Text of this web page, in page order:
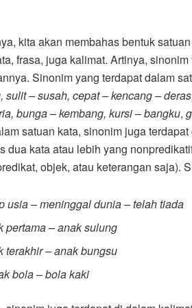
kita akan membahas bentuk
frasa, juga kalimat. Artinya,
Sinonim yang terdapat dalam
sulit – susah, cepat – kencang –
bunga – kembang, kursi – bangku,
satuan kata, sinonim juga
dua kata atau lebih yang
objek, atau keterangan saja).
usia – meninggal dunia – telah tiada
pertama – anak sulung
terakhir – anak bungsu
bola – bola kaki